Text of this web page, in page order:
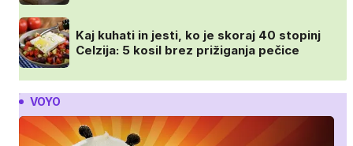
Kaj kuhati in jesti, ko je skoraj 40 stopinj
Celzija: 5 kosil brez prižiganja pečice
VOYO